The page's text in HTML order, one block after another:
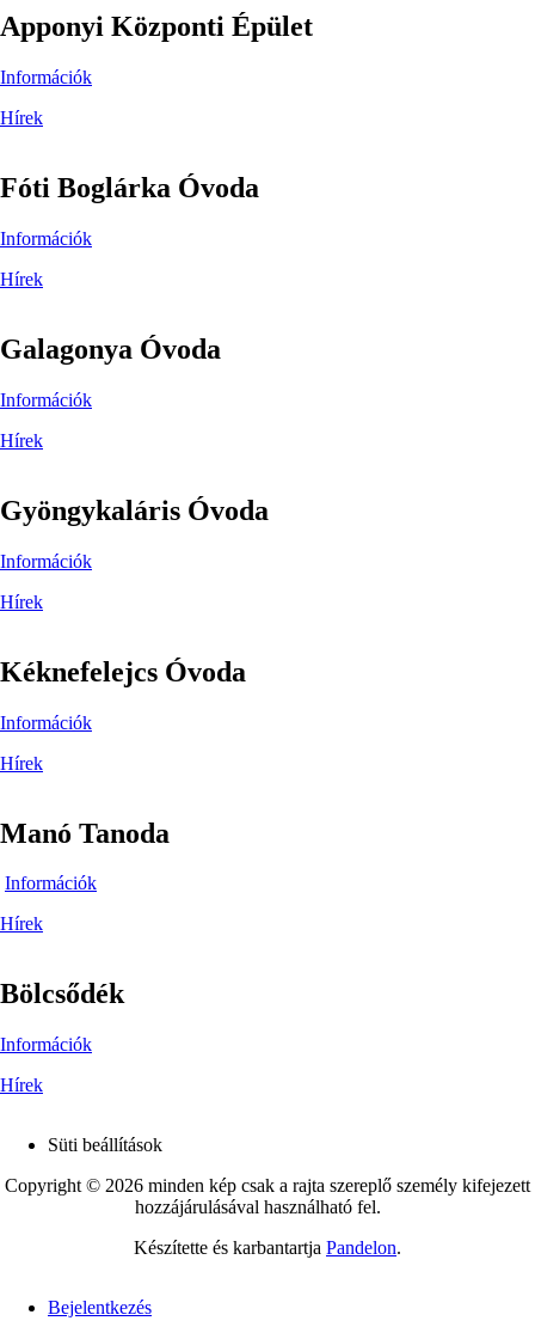
Apponyi Központi Épület
Információk
Hírek
Fóti Boglárka Óvoda
Információk
Hírek
Galagonya Óvoda
Információk
Hírek
Gyöngykaláris Óvoda
Információk
Hírek
Kéknefelejcs Óvoda
Információk
Hírek
Manó Tanoda
Információk
Hírek
Bölcsődék
Információk
Hírek
Footer
Süti beállítások
Copyright © 2026 minden kép csak a rajta szereplő személy kifejezett
hozzájárulásával használható fel.
Készítette és karbantartja Pandelon.
Bejelentkezés